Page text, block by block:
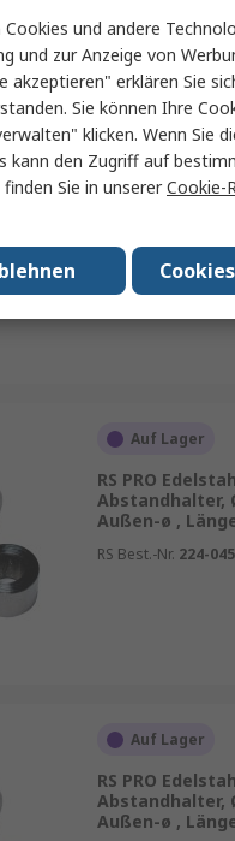
Auf Lager
RS PRO
Abstandhalter,
RS Best.-Nr.224-
Auf Lager
RS PRO
Abstandhalter,
Außen-ø ,
RS Best.-Nr. 224-
Auf Lager
RS PRO
Abstandhalter,
Außen-ø ,
Cookies und andere
und zur Anzeige von
akzeptieren" erklären Sie
Sie können Ihre
klicken. Wenn Sie
kann den Zugriff auf
Sie in unsererCookie-